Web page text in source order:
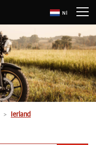
Nl
Ierland